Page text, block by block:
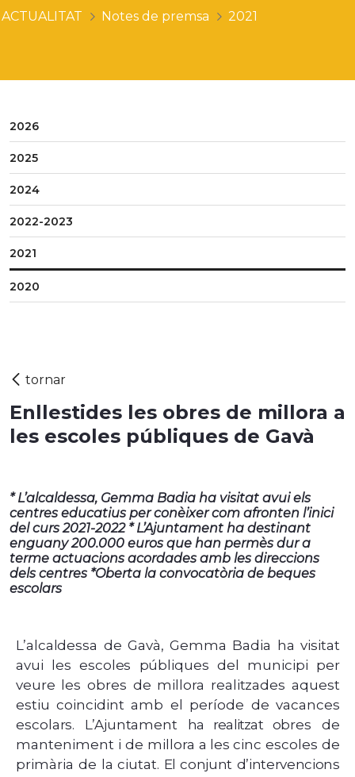
ACTUALITAT Notes de premsa 2021
2026
2025
2024
2022-2023
2021
2020
Enllestides les obres de millora a
les escoles públiques de Gavà
* L’alcaldessa, Gemma Badia ha visitat avui els
centres educatius per conèixer com afronten l’inici
del curs 2021-2022 * L’Ajuntament ha destinant
enguany 200.000 euros que han permès dur a
terme actuacions acordades amb les direccions
dels centres *Oberta la convocatòria de beques
escolars
L’alcaldessa de Gavà, Gemma Badia ha visitat
avui les escoles públiques del municipi per
veure les obres de millora realitzades aquest
estiu coincidint amb el període de vacances
escolars. L’Ajuntament
ha realitzat obres de
manteniment i de millora a les cinc escoles de
primària de la ciutat. El conjunt d’intervencions